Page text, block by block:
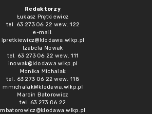
Redaktorzy
Łukasz Prętkiewicz
tel. 63 273 06 22 wew. 122
e-mail:
lpretkiewicz@klodawa.wlkp.pl
Izabela Nowak
tel. 63 273 06 22 wew. 111
inowak@klodawa.wlkp.pl
Monika Michalak
tel. 63 273 06 22 wew. 118
mmichalak@klodawa.wlkp.pl
Marcin Batorowicz
tel. 63 273 06 22
mbatorowicz@klodawa.wlkp.pl